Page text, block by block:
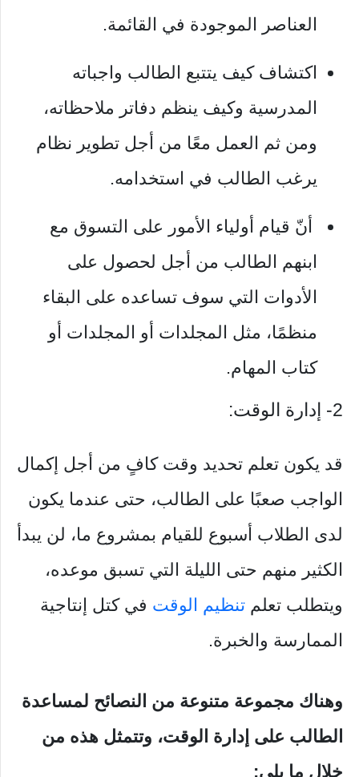
العناصر الموجودة في القائمة.
اكتشاف كيف يتتبع الطالب واجباته
المدرسية وكيف ينظم دفاتر ملاحظاته،
ومن ثم العمل معًا من أجل تطوير نظام
يرغب الطالب في استخدامه.
أنّ قيام أولياء الأمور على التسوق مع
ابنهم الطالب من أجل لحصول على
الأدوات التي سوف تساعده على البقاء
منظمًا، مثل المجلدات أو المجلدات أو
كتاب المهام.
2- إدارة الوقت:
قد يكون تعلم تحديد وقت كافٍ من أجل إكمال
الواجب صعبًا على الطالب، حتى عندما يكون
لدى الطلاب أسبوع للقيام بمشروع ما، لن يبدأ
الكثير منهم حتى الليلة التي تسبق موعده،
ويتطلب تعلم تنظيم الوقت في كتل إنتاجية
الممارسة والخبرة.
وهناك مجموعة متنوعة من النصائح لمساعدة
الطالب على إدارة الوقت، وتتمثل هذه من
خلال ما يلي: